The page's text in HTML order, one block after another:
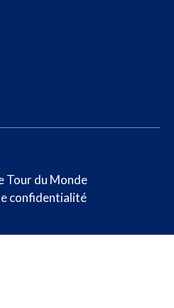
Tour du Monde
confidentialité